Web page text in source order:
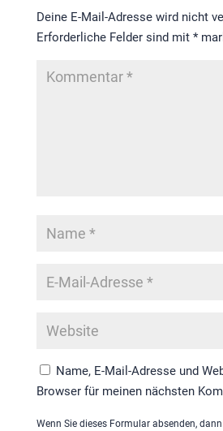
Deine E-Mail-Adresse wird nicht
Erforderliche Felder sind mit *
Name, E-Mail-Adresse und
Browser für meinen nächsten
Wenn Sie dieses Formular absenden,